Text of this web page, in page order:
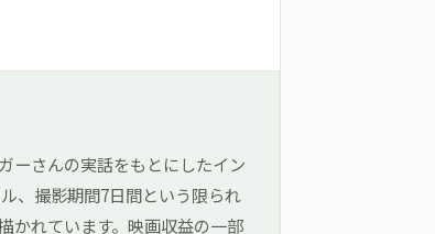
ーさんの実話をもとにしたイン
、撮影期間7日間という限られ
かれています。映画収益の一部